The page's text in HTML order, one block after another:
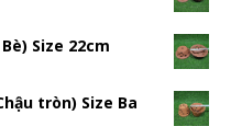
Size 22cm
tròn) Size Ba